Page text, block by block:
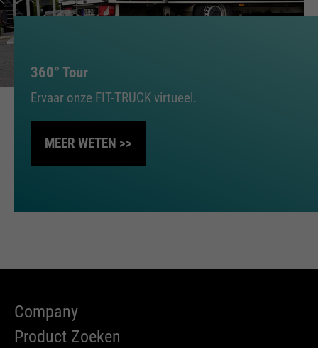
360° Tour
Ervaar onze FIT-TRUCK virtueel.
MEER WETEN >>
Company
Product Zoeken